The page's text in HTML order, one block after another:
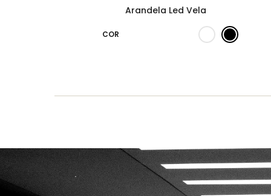
Arandela Led Vela
COR